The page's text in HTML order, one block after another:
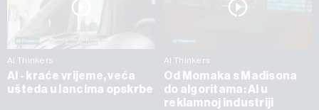
AI Thinkers
AI - kraće vrijeme, veća
ušteda u lancima opskrbe
AI Thinkers
Od Momaka s Madisona
do algoritama: AI u
reklamnoj industriji